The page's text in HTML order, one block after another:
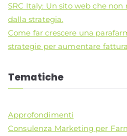
SRC Italy: Un sito web che non
dalla strategia.
Come far crescere una
strategie per aumentare
Tematiche
Approfondimenti
Consulenza Marketing per